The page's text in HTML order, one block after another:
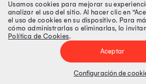
Tienda 100% Segura
Tiendas Peruanas S.A. R.U.C. Nº
Precios disponibles solo en www.oechsle.pe.
Usamos cookies para mejorar su
analizar el uso del sitio. Al hacer clic en
el uso de cookies en su dispositivo. Para
cómo administrarlas o eliminarlas, lo
Política de Cookies.
Aceptar
Configuración de